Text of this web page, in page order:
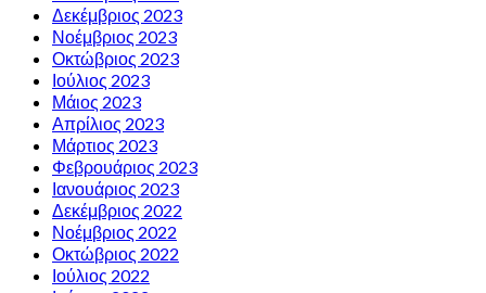
Δεκέμβριος 2023
Νοέμβριος 2023
Οκτώβριος 2023
Ιούλιος 2023
Μάιος 2023
Απρίλιος 2023
Μάρτιος 2023
Φεβρουάριος 2023
Ιανουάριος 2023
Δεκέμβριος 2022
Νοέμβριος 2022
Οκτώβριος 2022
Ιούλιος 2022